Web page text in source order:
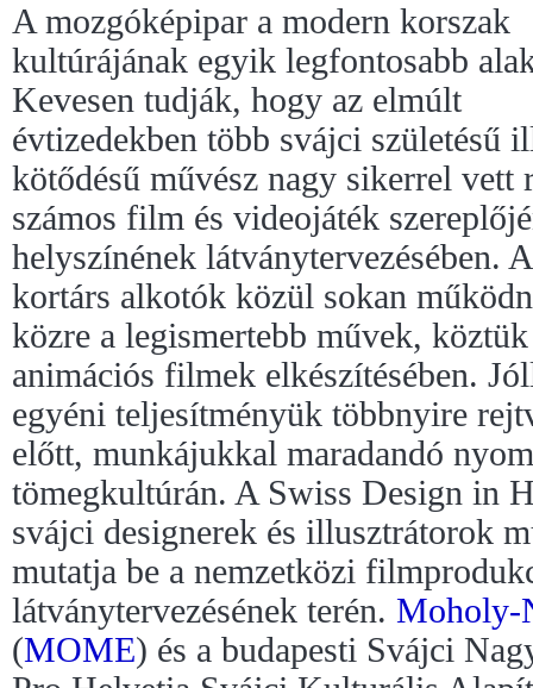
A mozgóképipar a modern korszak
kultúrájának egyik legfontosabb
Kevesen tudják, hogy az elmúlt
évtizedekben több svájci születésű
kötődésű művész nagy sikerrel vett
számos film és videojáték
helyszínének látványtervezésében. A
kortárs alkotók közül sokan
közre a legismertebb művek,
animációs filmek elkészítésében.
egyéni teljesítményük többnyire
előtt, munkájukkal maradandó
tömegkultúrán. A Swiss Design in
svájci designerek és illusztrátorok
mutatja be a nemzetközi
látványtervezésének terén. Moholy-
(MOME) és a budapesti Svájci